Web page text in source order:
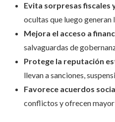
Evita sorpresas fiscales
ocultas que luego
Mejora el acceso a
salvaguardas de
Protege la reputación
llevan a sanciones,
Favorece acuerdos
conflictos y ofrecen